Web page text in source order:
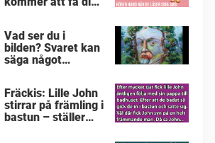
Vad ser du i
bilden? Svaret kan
säga något
Fräckis: Lille John
stirrar på främling i
bastun – ställer